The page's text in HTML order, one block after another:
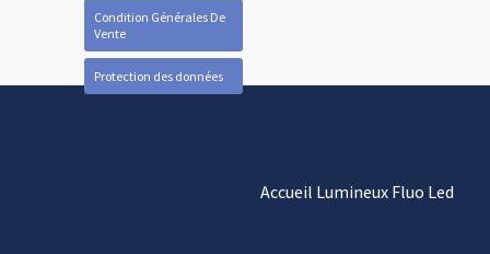
Condition Générales De
Vente
Protection des données
Accueil Lumineux Fluo Led